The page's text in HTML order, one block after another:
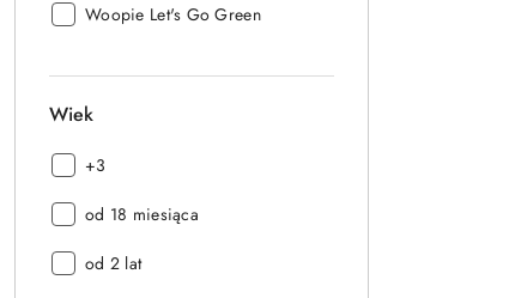
Producent:
Woopie Let's Go Green
Wiek
Wiek:
+3
Wiek:
od 18 miesiąca
Wiek:
od 2 lat